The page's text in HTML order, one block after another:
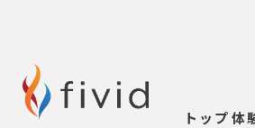
トップ体